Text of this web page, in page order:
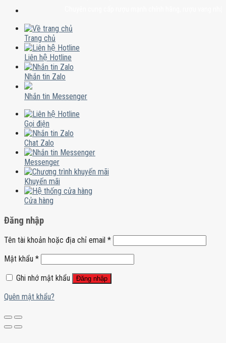
Trang chủ
Liên hệ Hotline
Nhắn tin Zalo
Nhắn tin Messenger
Gọi điện
Chat Zalo
Messenger
Khuyến mãi
Cửa hàng
Đăng nhập
Tên tài khoản hoặc địa chỉ email *
Mật khẩu *
Ghi nhớ mật khẩu
Đăng nhập
Quên mật khẩu?